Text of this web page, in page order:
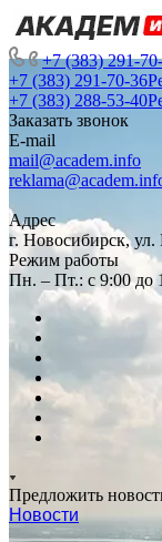
+7 (383) 291-
+7 (383) 291-70-36
+7 (383) 288-53-40
Заказать звонок
E-mail
mail@academ.info
Адрес
г. Новосибирск, ул.
Режим работы
Пн. – Пт.: с 9:00 до
Предложить
Новости